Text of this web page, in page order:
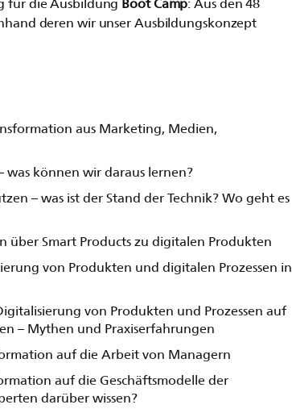
für die Ausbildung Boot Camp: Aus den 48
deren wir unser Ausbildungskonzept
aus Marketing, Medien,
was können wir daraus lernen?
– was ist der Stand der Technik? Wo geht es
über Smart Products zu digitalen Produkten
von Produkten und digitalen Prozessen in
von Produkten und Prozessen auf
– Mythen und Praxiserfahrungen
auf die Arbeit von Managern
auf die Geschäftsmodelle der
darüber wissen?